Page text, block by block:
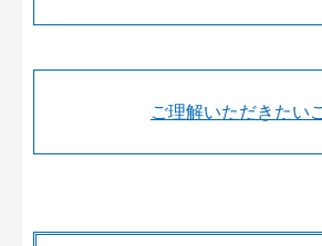
ご理解いただきたい